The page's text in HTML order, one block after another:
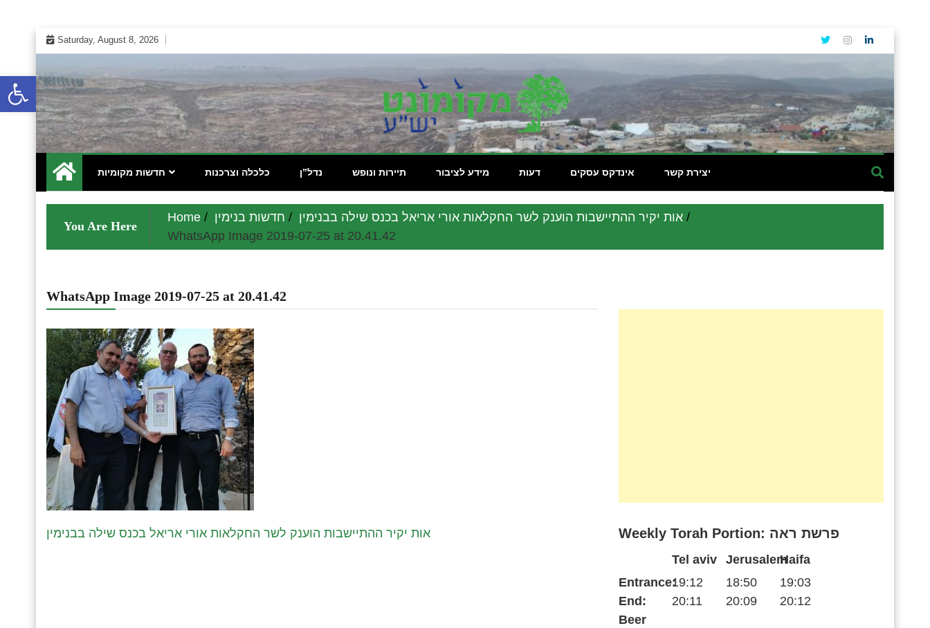
Open toolbar
Skip
to
content
Saturday, August 8, 2026
מקומונט הישובים ביו"ש
מקומון אינטרנטי לתושבי השומרון בנימין גוש עציון והר חברון
חדשות מקומיות כלכלה וצרכנות נדל”ן תיירות ונופש מידע לציבור דעות אינדקס עסקים יצירת קשר
You Are Here
Home חדשות בנימין
אות יקיר ההתיישבות הוענק לשר החקלאות אורי אריאל בכנס שילה בבנימין
WhatsApp Image 2019-07-25 at 20.41.42
WhatsApp Image 2019-07-25 at 20.41.42
אות יקיר ההתיישבות הוענק לשר החקלאות אורי אריאל בכנס שילה בבנימין Weekly Torah Portion: פרשת ראה
Entrance:
End:
Tel aviv
19:12
20:11
Jerusalem
18:50
20:09
Haifa
19:03
20:12
Beer